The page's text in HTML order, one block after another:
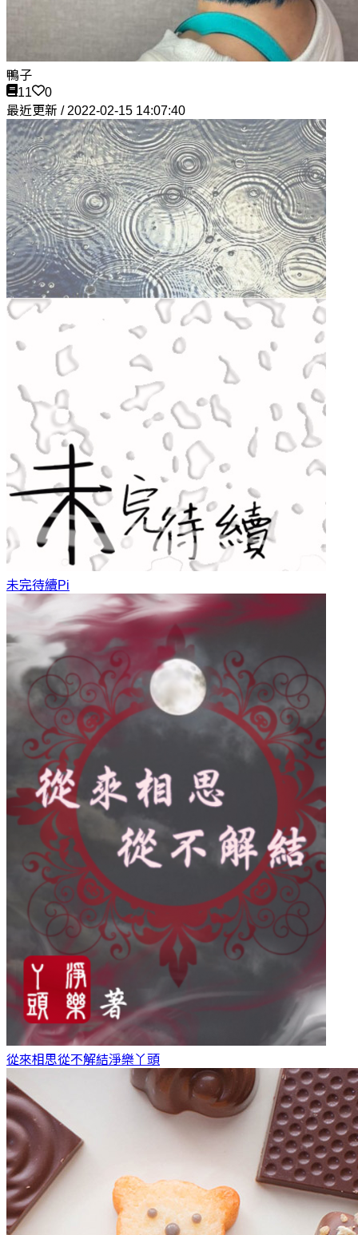
鴨子
11
0
最近更新 / 2022-02-15 14:07:40
未完待續Pi
從來相思從不解結淨樂丫頭